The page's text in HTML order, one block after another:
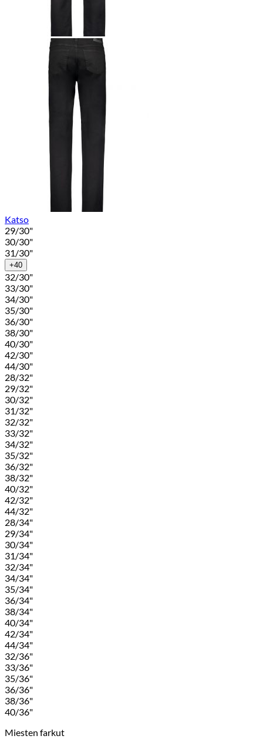
Katso
29/30"
30/30"
31/30"
+40
32/30"
33/30"
34/30"
35/30"
36/30"
38/30"
40/30"
42/30"
44/30"
28/32"
29/32"
30/32"
31/32"
32/32"
33/32"
34/32"
35/32"
36/32"
38/32"
40/32"
42/32"
44/32"
28/34"
29/34"
30/34"
31/34"
32/34"
34/34"
35/34"
36/34"
38/34"
40/34"
42/34"
44/34"
32/36"
33/36"
35/36"
36/36"
38/36"
40/36"
Miesten farkut